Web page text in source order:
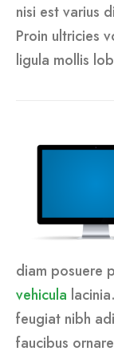
nisi est varius
Proin ultricies
ligula mollis
diam posuere
vehicula
feugiat nibh
faucibus